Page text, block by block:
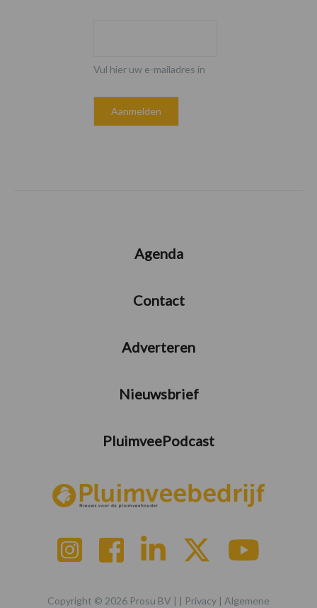
Vul hier uw e-mailadres in
Agenda
Contact
Adverteren
Nieuwsbrief
PluimveePodcast
Copyright © 2026 Prosu BV | | Privacy | Algemene